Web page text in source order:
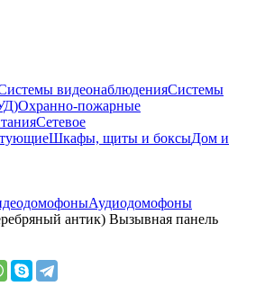
видеонаблюденияСистемы
Охранно-пожарные
Сетевое
Шкафы, щиты и боксыДом и
Аудиодомофоны
антик) Вызывная панель